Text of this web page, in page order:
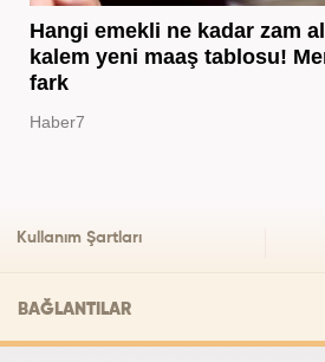
Hangi emekli ne kadar zam
kalem yeni maaş tablosu!
fark
Haber7
Kullanım Şartları
BAĞLANTILAR